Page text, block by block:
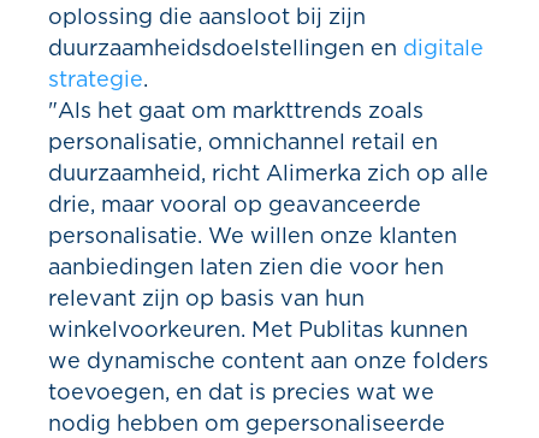
oplossing die aansloot bij zijn
duurzaamheidsdoelstellingen en digitale
strategie.
"Als het gaat om markttrends zoals
personalisatie, omnichannel retail en
duurzaamheid, richt Alimerka zich op alle
drie, maar vooral op geavanceerde
personalisatie. We willen onze klanten
aanbiedingen laten zien die voor hen
relevant zijn op basis van hun
winkelvoorkeuren. Met Publitas kunnen
we dynamische content aan onze folders
toevoegen, en dat is precies wat we
nodig hebben om gepersonaliseerde